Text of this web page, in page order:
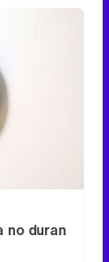
no duran